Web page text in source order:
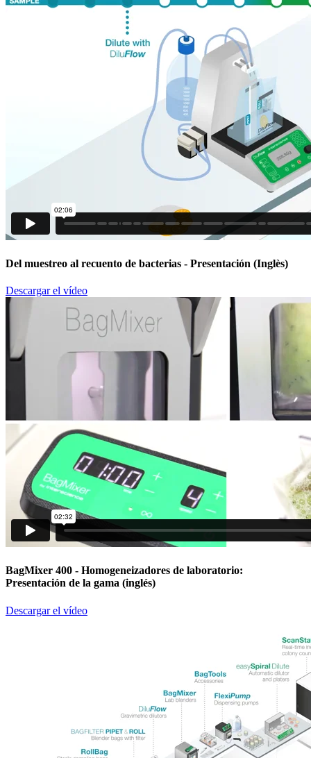
Del muestreo al recuento de bacterias - Presentación (Inglès)
Descargar el vídeo
BagMixer 400 - Homogeneizadores de laboratorio:
Presentación de la gama (inglés)
Descargar el vídeo